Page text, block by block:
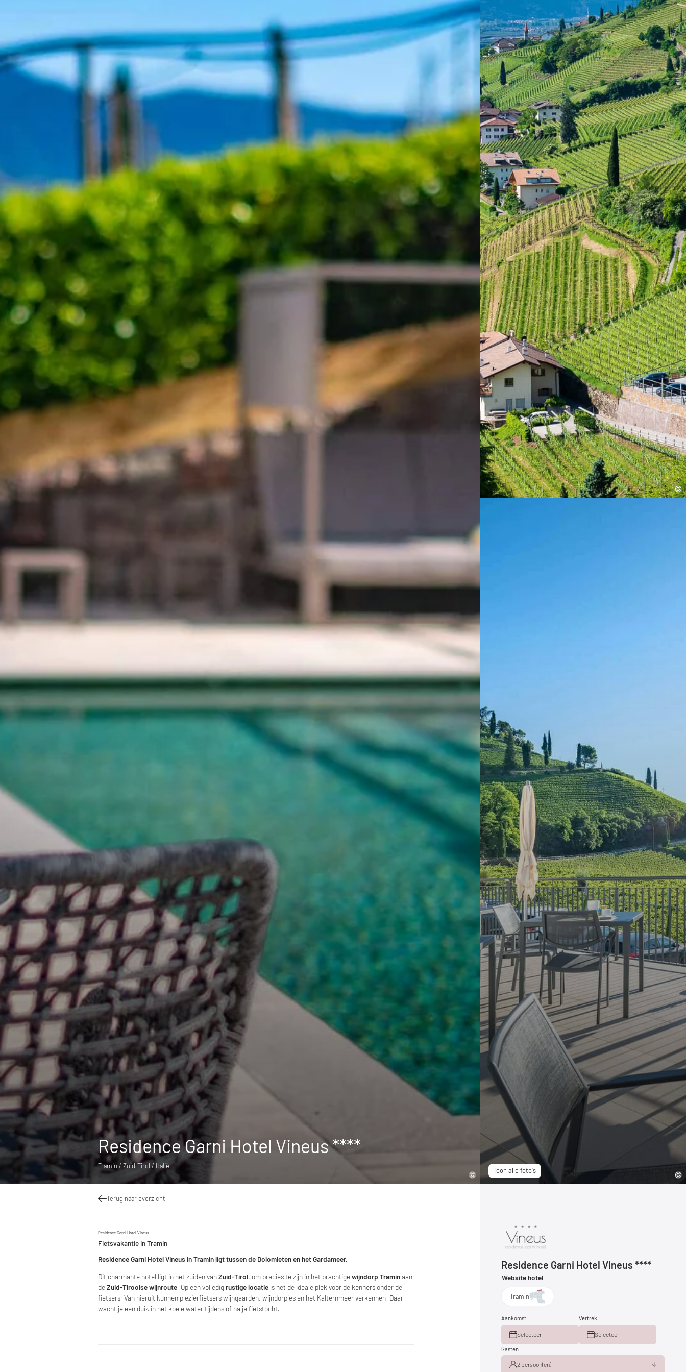
Toon alle foto's
Residence Garni Hotel Vineus ****
Tramin / Zuid-Tirol / Italië
Terug naar overzicht
Residence Garni Hotel Vineus
Fietsvakantie in Tramin
Residence Garni Hotel Vineus in Tramin ligt tussen de Dolomieten en het Gardameer.
Dit charmante hotel ligt in het zuiden vanZuid-Tirol, om precies te zijn in het prachtigewijndorp Traminaan
deZuid-Tiroolse wijnroute. Op een volledigrustige locatie is het de ideale plek voor de kenners onder de
fietsers. Van hieruit kunnen plezierfietsers wijngaarden, wijndorpjes en het Kalternmeer verkennen. Daar
wacht je een duik in het koele water tijdens of na je fietstocht.
Residence Garni Hotel Vineus ****
Website hotel
Tramin
Aankomst
Selecteer
Vertrek
Selecteer
Gasten
2 persoon(en)